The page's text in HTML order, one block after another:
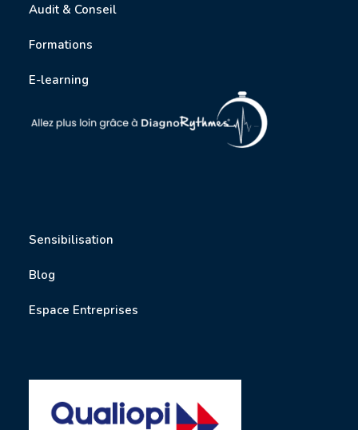
Audit & Conseil
Formations
E-learning
Sensibilisation
Blog
Espace Entreprises